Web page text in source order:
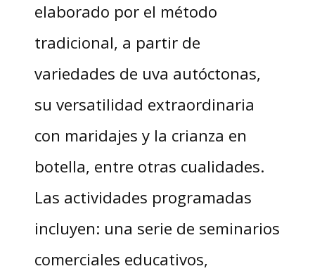
elaborado por el método
tradicional, a partir de
variedades de uva autóctonas,
su versatilidad extraordinaria
con maridajes y la crianza en
botella, entre otras cualidades.
Las actividades programadas
incluyen: una serie de seminarios
comerciales educativos,